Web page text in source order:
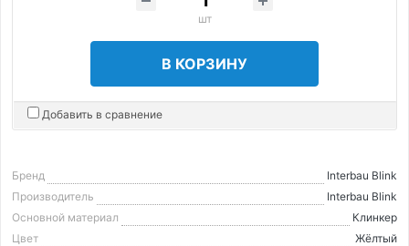
шт
В КОРЗИНУ
Добавить в сравнение
Бренд
Interbau Blink
Производитель
Interbau Blink
Основной материал
Клинкер
Цвет
Жёлтый